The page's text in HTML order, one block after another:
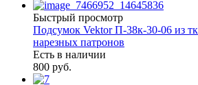
Быстрый просмотр
Подсумок Vektor П-38к-30-06 из
нарезных патронов
Есть в наличии
800 руб.